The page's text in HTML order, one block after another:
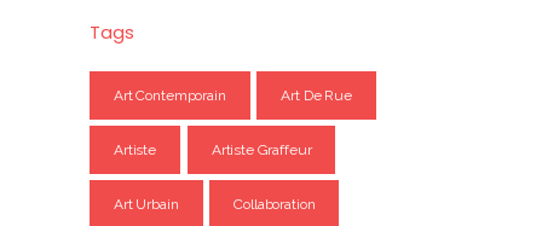
Tags
Art Contemporain Art De Rue
Artiste Artiste Graffeur
Art Urbain Collaboration